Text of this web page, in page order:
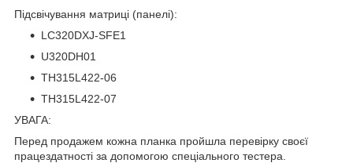
Підсвічування матриці (панелі):
LC320DXJ-SFE1
U320DH01
TH315L422-06
TH315L422-07
УВАГА:
Перед продажем кожна планка пройшла перевірку своєї
працездатності за допомогою спеціального тестера.